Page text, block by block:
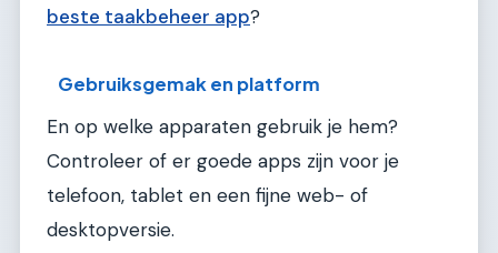
beste taakbeheer app?
Gebruiksgemak en platform
En op welke apparaten gebruik je hem?
Controleer of er goede apps zijn voor je
telefoon, tablet en een fijne web- of
desktopversie.